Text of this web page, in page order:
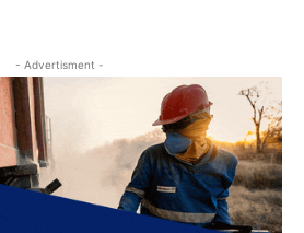
- Advertisment -